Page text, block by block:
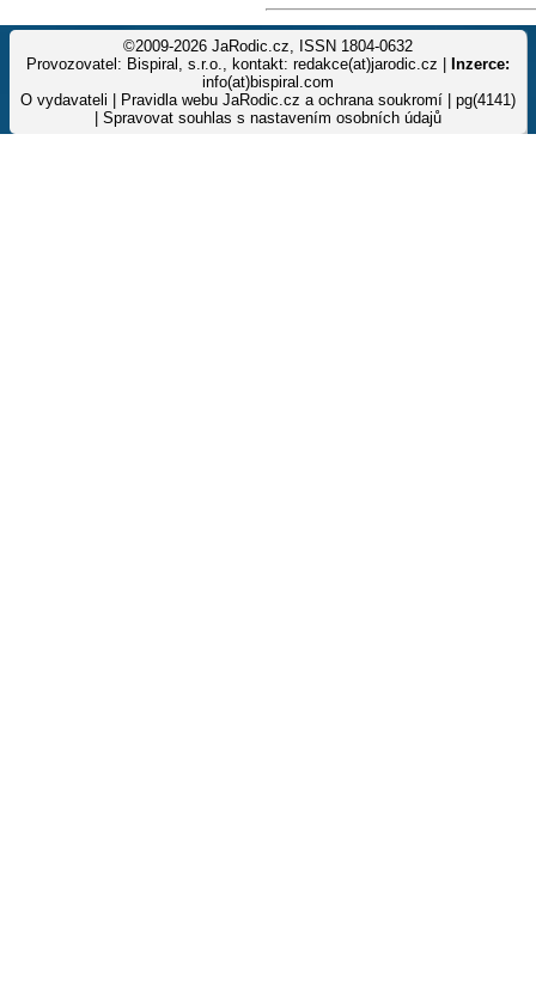
©2009-2026 JaRodic.cz, ISSN 1804-0632
Provozovatel: Bispiral, s.r.o., kontakt: redakce(at)jarodic.cz |
Inzerce:
info(at)bispiral.com
O vydavateli
Pravidla webu JaRodic.cz a ochrana soukromí | pg(4141)
Spravovat souhlas s nastavením osobních údajů